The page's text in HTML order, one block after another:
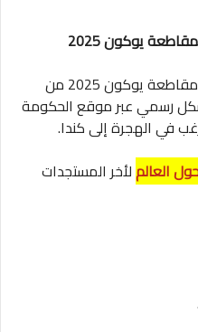
يوكون 2025
يوكون 2025
من
رسمي عبر موقع الحكومة
في الهجرة إلى كندا.
العالملأخر المستجدات